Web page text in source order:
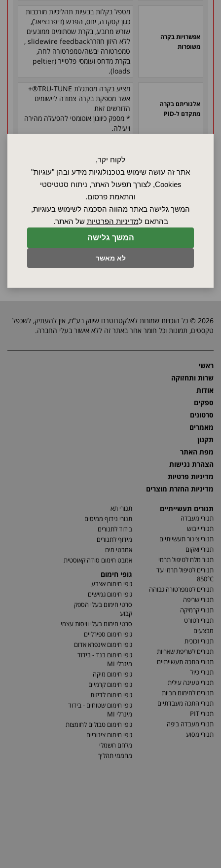
המשך גלישה
לא מאשר
לקוח יקר,
אתר זה עושה שימוש בטכנולוגיות מידע ובהן "עוגיות"
Cookies, לצורך תפעול האתר, ניתוח סטטיסטי
והתאמת פרסום.
המשך גלישה באתר מהווה הסכמה לשימוש בעוגיות,
בהתאם למדיניות הפרטיות של האתר.
אפשרויות בקרה
משופרות
מטפל בקלות בבעיות תהליכיות מורכבות
כגון קסקדה, יחס, הפרש (דיפרנציאל),
שורש מרובע, בקרת שסתומים ממונעים
ללא היזון חוזררslidewire feedback ,
טמפרטורה יבשה/טמפרטורה לחה,
בקרת מדחס ועומסי פלטייר (peltier
loads).
אלגוריתם בקרה
מתקדם ל-PID
מציע בקרה מסתגלת TRU-TUNE®+
אשר מספקת בקרה צמודה ליישומים
הדורשים זאת
* מספק כיוונון אוטומטי להפעלה מהירה
ויעילה.
תקשורת/תוכנה
ZONE.
*חוסך זמן ומשפר את אמינות ערכי
הכינון בבקר.
בקש הצעת מחיר
2026 © כל הזכויות שמורות לאלקטרוטרם שיווק בע"מ, אין להעתיק, לשכפל
טקסטים, תמונות וכל חומר אחר באתר זה ללא אישור בעלי החברה.
ראשי
שרות ותחזוקה
אודות
ספקים
סרטונים
מאמרים
תקנון
מפת האתר
הצהרת נגישות
מדיניות פרטיות
מדיניות החזרת מוצרים
תנורים תעשייתיים
תנורי מעבדה
תנורי ייבוש
תנורי צינור תעשייתיים
תנורי ואקום
תנור מלח לטיפול תרמי
תנורים לטיפול תרמי עד
850°C
תנורים לטמפרטורה גבוהה
תנורי שריפה
תנורי קרמיקה
תנורי רטורט
מבצעים
תנורי זכוכית
תנורים לשריפת שאריות
תנורי התכה תעשייתיים
תנורי כיול
תנורי טעינה עילית
תנורים לחימום חביות
תנורי התכה מעבדתיים
תנורי PIT
תנורי מעבדה ביפה
תנורי מסוע
תנורי תא
תנורי נידוף ממיסים
בידוד לתנורים
מידוף לתנורים
אמבטי מים
אמבט חימום סודה קאוסטית
גופי חימום
גופי חימום אצבע
גופי חימום גמישים
סרטי חימום בעלי הספק
קבוע
סרטי חימום בעלי וויסות עצמי
גופי חימום ספירליים
גופי חימום אינפרא אדום
גופי חימום בנד - בידוד
מינרלי MI
גופי חימום מיקה
גופי חימום קרמיים
גופי חימום לדיזות
גופי חימום שטוחים - בידוד
מינרלי MI
גופי חימום טבולים לחומצות
גופי חימום צינוריים
מלחם חשמלי
מחממי תהליך